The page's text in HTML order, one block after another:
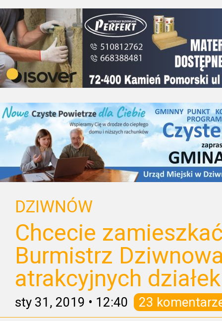
DZIWNÓW
Chcecie
Burmistrz
atrakcyjnych
sty 31, 2019 • 12:40 23